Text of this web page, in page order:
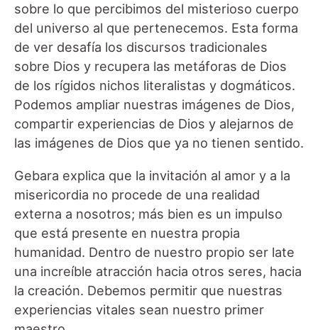
sobre lo que percibimos del misterioso cuerpo
del universo al que pertenecemos. Esta forma
de ver desafía los discursos tradicionales
sobre Dios y recupera las metáforas de Dios
de los rígidos nichos literalistas y dogmáticos.
Podemos ampliar nuestras imágenes de Dios,
compartir experiencias de Dios y alejarnos de
las imágenes de Dios que ya no tienen sentido.
Gebara explica que la invitación al amor y a la
misericordia no procede de una realidad
externa a nosotros; más bien es un impulso
que está presente en nuestra propia
humanidad. Dentro de nuestro propio ser late
una increíble atracción hacia otros seres, hacia
la creación. Debemos permitir que nuestras
experiencias vitales sean nuestro primer